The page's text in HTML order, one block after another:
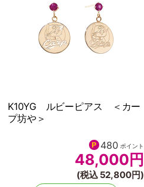
K10YG ルビーピアス ＜カー
プ坊や＞
480 ポイント
48,000 円
(税込 52,800円)